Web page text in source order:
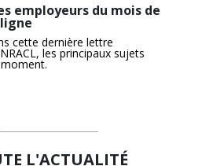
employeurs du mois de
cette dernière lettre
les principaux sujets
L'ACTUALITÉ